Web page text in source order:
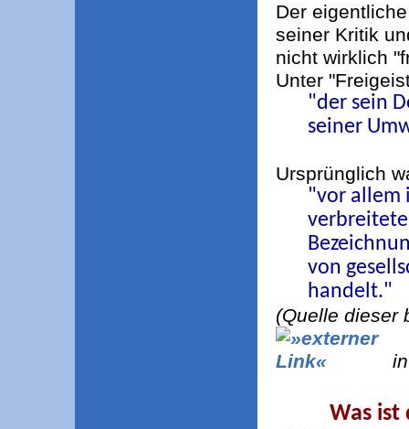
Der
seiner Kritik
nicht wirklich
Unter
"der sein
seiner
Ursprünglich
"vor allem
von
handelt."
(Quelle dieser
Was ist